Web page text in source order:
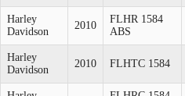
Harley
Davidson
2010
FLHR 1584
ABS
Harley
Davidson
2010 FLHTC 1584